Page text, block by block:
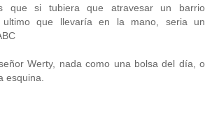
que si tubiera que atravesar un barrio
ultimo que llevaría en la mano, seria un
Werty, nada como una bolsa del día, o
esquina.